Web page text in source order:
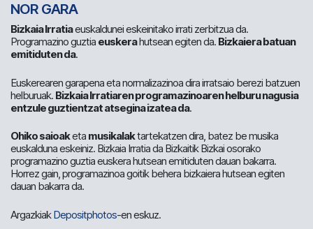
NOR GARA
Bizkaia Irratiaeuskaldunei eskeinitako irrati zerbitzua da.
Programazino guztia euskerahutsean egiten da. Bizkaiera batuan
emitiduten da.
Euskerearen garapena eta normalizazinoa dira irratsaio berezi batzuen
helburuak. Bizkaia Irratiaren programazinoaren helburu nagusia
entzule guztientzat atsegina izatea da.
Ohiko saioaketa musikalaktartekatzen dira, batez be musika
euskalduna eskeiniz. Bizkaia Irratia da Bizkaitik Bizkai osorako
programazino guztia euskera hutsean emitiduten dauan bakarra.
Horrez gain, programazinoa goitik behera bizkaiera hutsean egiten
dauan bakarra da.
ArgazkiakDepositphotos-en eskuz.